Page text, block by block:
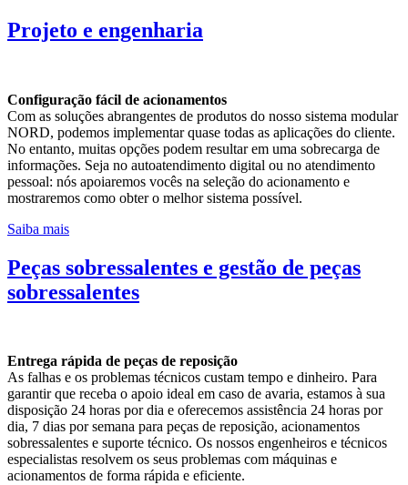
Projeto e engenharia
Configuração fácil de acionamentos
Com as soluções abrangentes de produtos do nosso sistema modular
NORD, podemos implementar quase todas as aplicações do cliente.
No entanto, muitas opções podem resultar em uma sobrecarga de
informações. Seja no autoatendimento digital ou no atendimento
pessoal: nós apoiaremos vocês na seleção do acionamento e
mostraremos como obter o melhor sistema possível.
Saiba mais
Peças sobressalentes e gestão de peças
sobressalentes
Entrega rápida de peças de reposição
As falhas e os problemas técnicos custam tempo e dinheiro. Para
garantir que receba o apoio ideal em caso de avaria, estamos à sua
disposição 24 horas por dia e oferecemos assistência 24 horas por
dia, 7 dias por semana para peças de reposição, acionamentos
sobressalentes e suporte técnico. Os nossos engenheiros e técnicos
especialistas resolvem os seus problemas com máquinas e
acionamentos de forma rápida e eficiente.